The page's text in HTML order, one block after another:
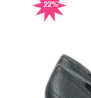
22%